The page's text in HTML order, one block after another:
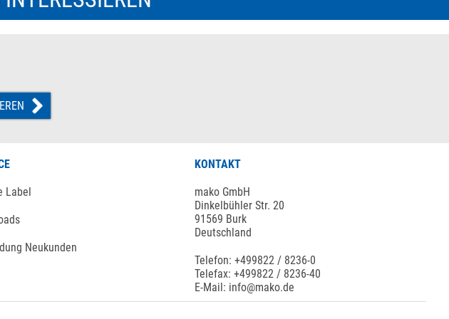
Label
Neukunden
KONTAKT
mako GmbH
Dinkelbühler Str. 20
91569 Burk
Deutschland
Telefon: +499822 / 8236-0
Telefax: +499822 / 8236-40
E-Mail: info@mako.de